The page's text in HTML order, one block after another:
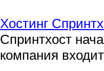
Хостинг
Спринтхост
компания